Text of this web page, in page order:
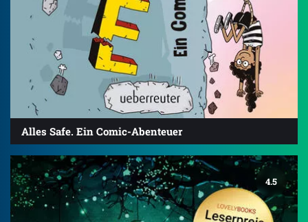
Alles Safe. Ein Comic-Abenteuer
4.5